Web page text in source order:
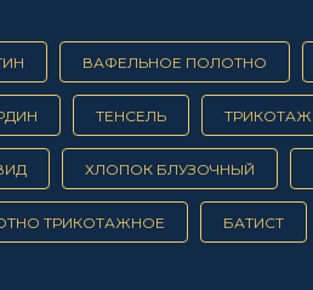
ВАФЕЛЬНОЕ ПОЛОТНО
ТЕНСЕЛЬ ТРИКОТАЖ
ХЛОПОК БЛУЗОЧНЫЙ
ТРИКОТАЖНОЕ БАТИСТ